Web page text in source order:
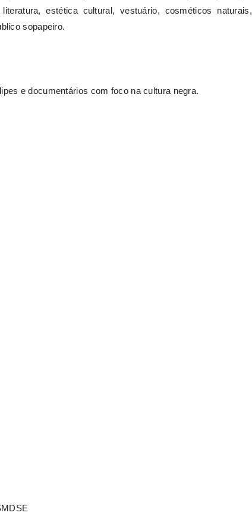
estética cultural, vestuário, cosméticos naturais,
sopapeiro.
e documentários com foco na cultura negra.